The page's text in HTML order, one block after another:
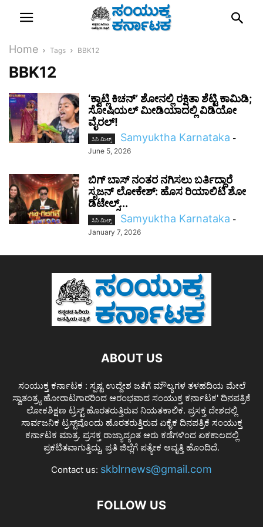
Home Tags BBK12
BBK12
‘ಕ್ವಾಟ್ಲಿ ಕಿಚನ್’ ಶೋನಲ್ಲಿ ರಕ್ಷಿತಾ ಶೆಟ್ಟಿ ಕಾಮಿಡಿ;
ಸೋಷಿಯಲ್ ಮೀಡಿಯಾದಲ್ಲಿ ವಿಡಿಯೋ
ವೈರಲ್!
ಸಿನಿ ಮಿಲ್ಸ್ Samyuktha Karnataka -
June 5, 2026
ಬಿಗ್ ಬಾಸ್ ನಂತರ ನಗಿಸಲು ಬರ್ತಿದ್ದಾರೆ
ಸೃಜನ್ ಲೋಕೇಶ್: ಹೊಸ ರಿಯಾಲಿಟಿ ಶೋ
ಡಿಟೇಲ್ಸ್‌...
ಸಿನಿ ಮಿಲ್ಸ್ Samyuktha Karnataka -
January 7, 2026
ABOUT US
ಸಂಯುಕ್ತ ಕರ್ನಾಟಕ : ಸ್ಪಷ್ಟ ಉದ್ದೇಶ ಜತೆಗೆ ಮೌಲ್ಯಗಳ ತಳಹದಿಯ ಮೇಲೆ
ಸ್ವಾತಂತ್ರ್ಯ ಹೋರಾಟಗಾರರಿಂದ ಆರಂಭವಾದ ಸಂಯುಕ್ತ ಕರ್ನಾಟಕ' ದಿನಪತ್ರಿಕೆ
ಲೋಕಶಿಕ್ಷಣ ಟ್ರಸ್ಟ್ ಹೊರತರುತ್ತಿರುವ ನಿಯತಕಾಲಿಕ. ಪ್ರಸಕ್ತ ದೇಶದಲ್ಲಿ
ಸಾರ್ವಜನಿಕ ಟ್ರಸ್ಟ್‌ವೊಂದು ಹೊರತರುತ್ತಿರುವ ಏಕೈಕ ದಿನಪತ್ರಿಕೆ ಸಂಯುಕ್ತ
ಕರ್ನಾಟಕ ಮಾತ್ರ. ಪ್ರಸಕ್ತ ರಾಜ್ಯಾದ್ಯಂತ ಆರು ಕಡೆಗಳಿಂದ ಏಕಕಾಲದಲ್ಲಿ
ಪ್ರಕಟಿತವಾಗುತ್ತಿದ್ದು, ಪ್ರತಿ ಜಿಲ್ಲೆಗೆ ಪತ್ಯೇಕ ಆವೃತ್ತಿ ಹೊಂದಿದೆ.
Contact us: skblrnews@gmail.com
FOLLOW US